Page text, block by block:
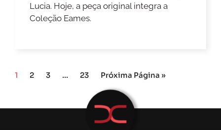
Lucia. Hoje, a peça original integra a
Coleção Eames.
1 2 3 … 23 Próxima Página »